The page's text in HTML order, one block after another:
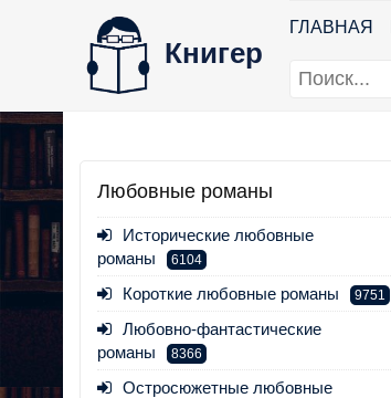
Книгер
ГЛАВНАЯ
Любовные романы
Исторические любовные
романы
6104
Короткие любовные романы 9751
Любовно-фантастические
романы
8366
Остросюжетные любовные